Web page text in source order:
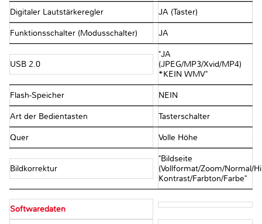
Digitaler Lautstärkeregler JA (Taster)
Funktionsschalter (Modusschalter) JA
USB 2.0
"JA
(JPEG/MP3/Xvid/MP4)
*KEIN WMV"
Flash-Speicher NEIN
Art der Bedientasten Tasterschalter
Quer Volle Höhe
Bildkorrektur
"Bildseite
(Vollformat/Zoom/Normal/
Kontrast/Farbton/Farbe"
Softwaredaten